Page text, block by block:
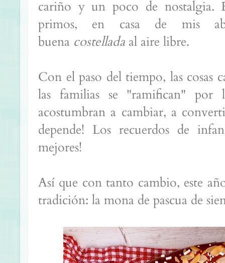
cariño y un poco de
primos, en casa de mis
buena costellada al aire libre.
Con el paso del tiempo, las cosas
las familias se "ramifican" por
acostumbran a cambiar, a
depende! Los recuerdos de
mejores!
Así que con tanto cambio, este
tradición: la mona de pascua de